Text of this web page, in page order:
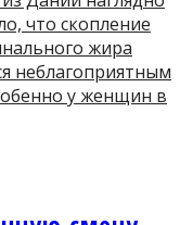
что скопление
жира
неблагоприятным
у женщин в